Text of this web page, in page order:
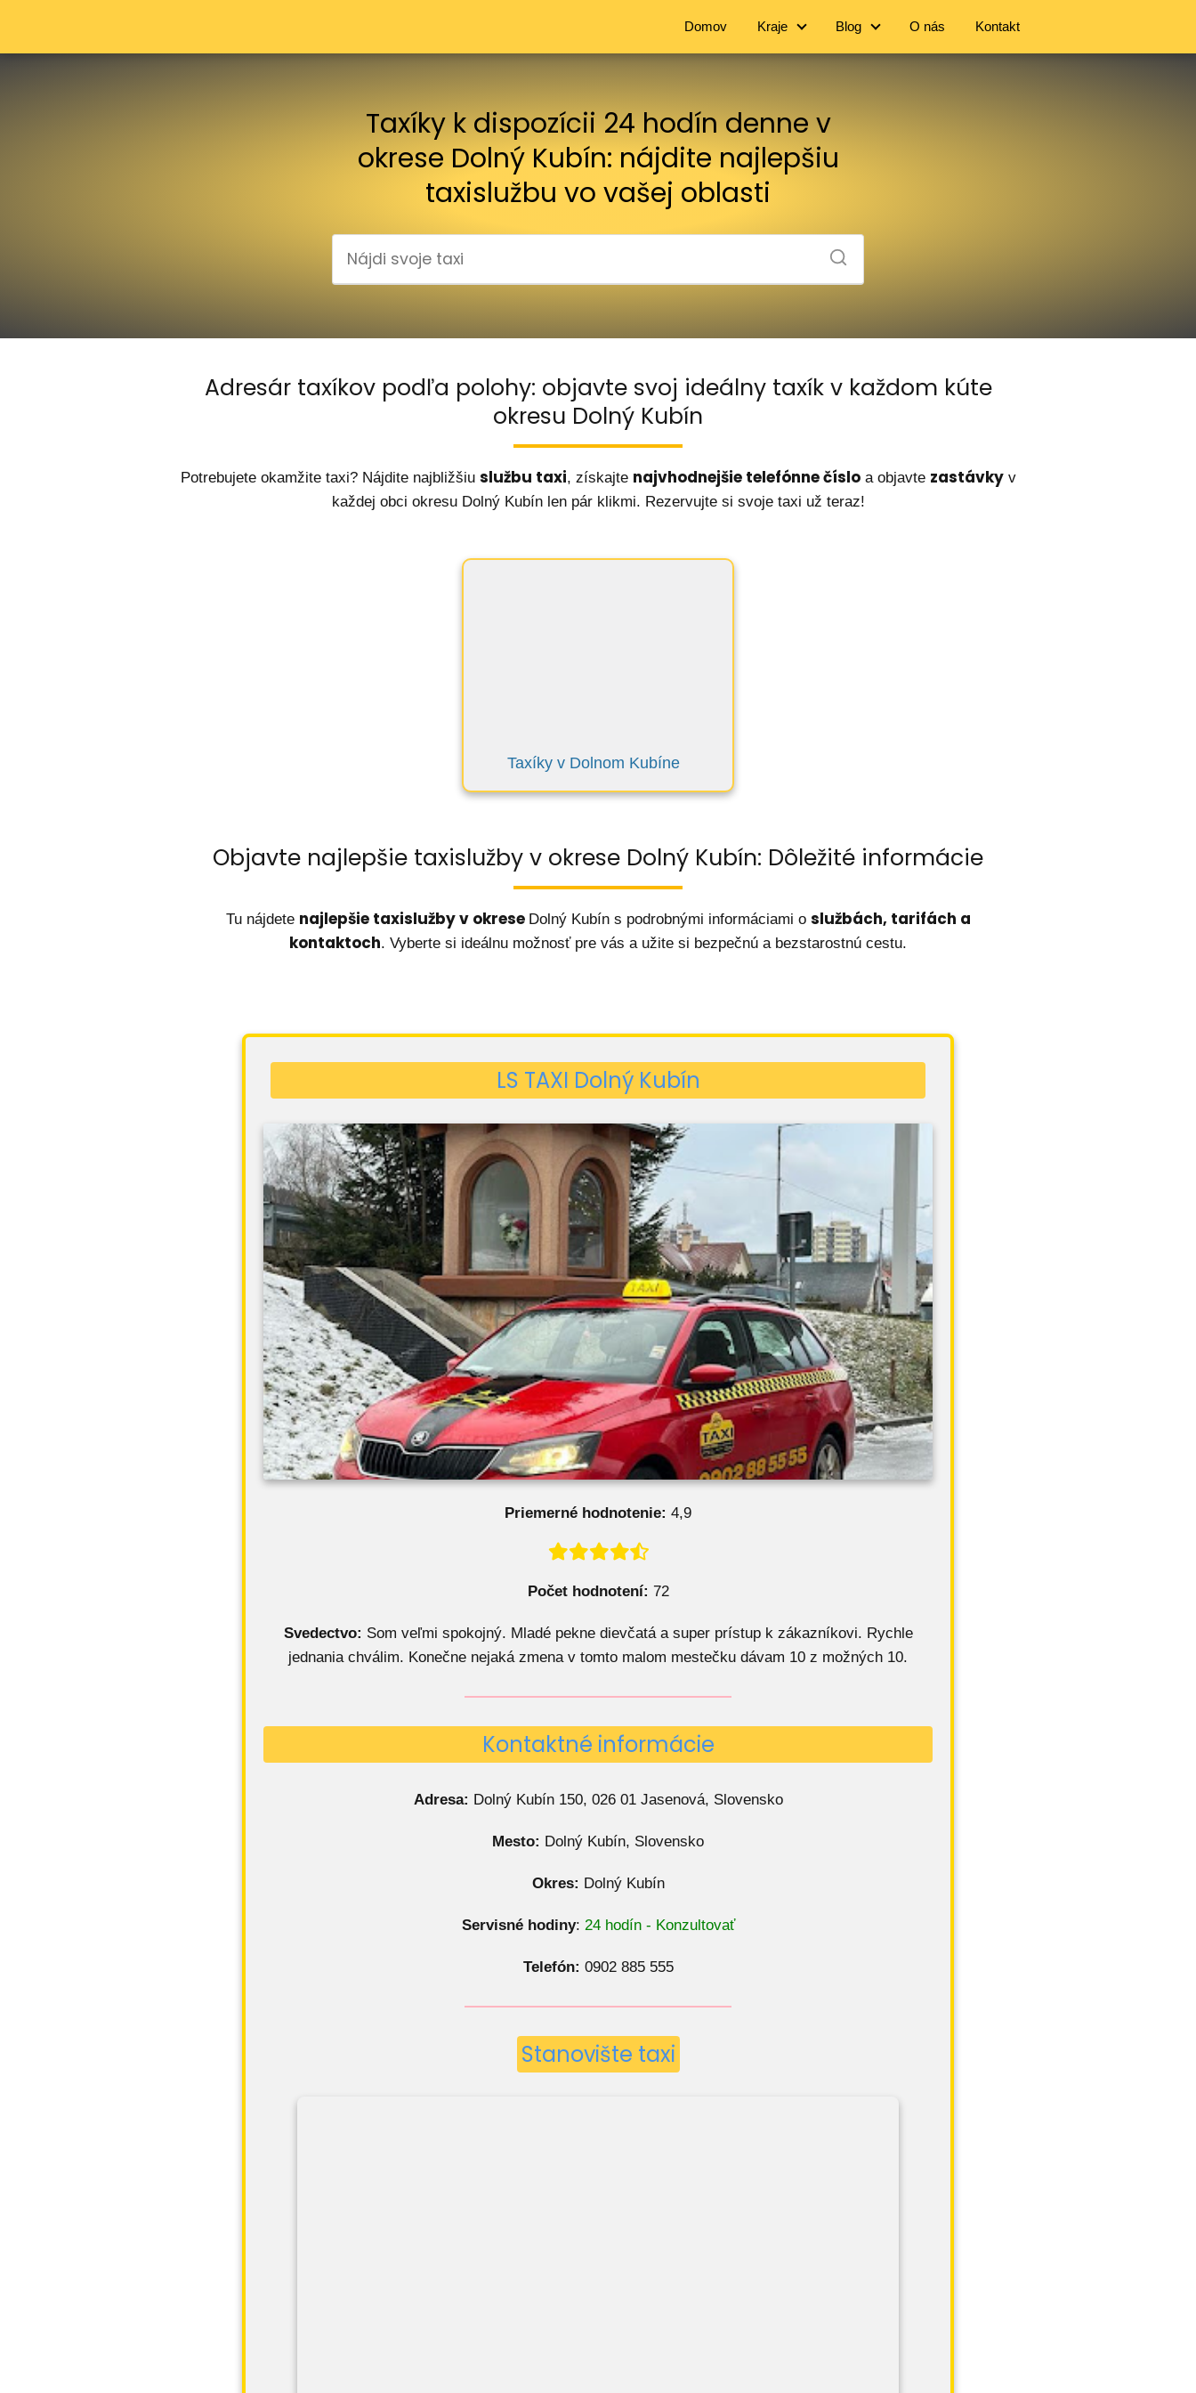
Domov Kraje Blog O nás Kontakt
Taxíky k dispozícii 24 hodín denne v
okrese Dolný Kubín: nájdite najlepšiu
taxislužbu vo vašej oblasti
Adresár taxíkov podľa polohy: objavte svoj ideálny taxík v každom kúte
okresu Dolný Kubín
Potrebujete okamžite taxi? Nájdite najbližšiu službu taxi, získajte najvhodnejšie telefónne čísloa objavte zastávkyv
každej obci okresu Dolný Kubín len pár klikmi. Rezervujte si svoje taxi už teraz!
Taxíky v Dolnom Kubíne
Objavte najlepšie taxislužby v okrese Dolný Kubín: Dôležité informácie
Tu nájdete najlepšie taxislužby v okrese Dolný Kubín s podrobnými informáciami o službách, tarifách a
kontaktoch. Vyberte si ideálnu možnosť pre vás a užite si bezpečnú a bezstarostnú cestu.
LS TAXI Dolný Kubín
Priemerné hodnotenie: 4,9
Počet hodnotení: 72
Svedectvo: Som veľmi spokojný. Mladé pekne dievčatá a super prístup k zákazníkovi. Rychle
jednania chválim. Konečne nejaká zmena v tomto malom mestečku dávam 10 z možných 10.
Kontaktné informácie
Adresa: Dolný Kubín 150, 026 01 Jasenová, Slovensko
Mesto: Dolný Kubín, Slovensko
Okres: Dolný Kubín
Servisné hodiny: 24 hodín - Konzultovať
Telefón: 0902 885 555
Stanovište taxi